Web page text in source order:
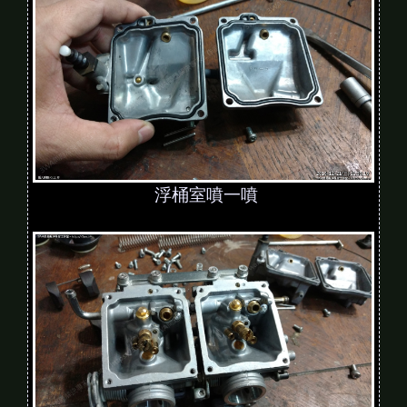
浮桶室噴一噴